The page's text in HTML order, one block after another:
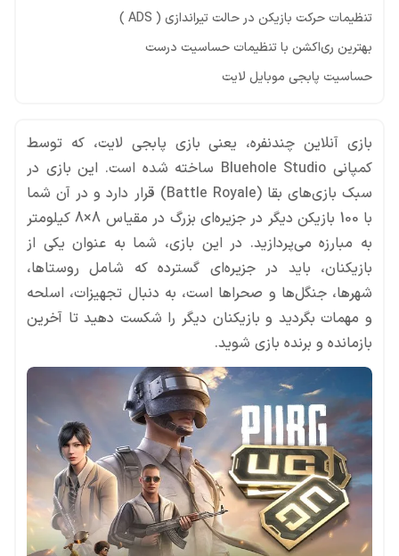
تنظیمات حرکت بازیکن در حالت تیراندازی ( ADS )
بهترین ری‌اکشن با تنظیمات حساسیت درست
حساسیت پابجی موبایل لایت
بازی آنلاین چندنفره، یعنی بازی پابجی لایت، که توسط
کمپانی Bluehole Studio ساخته شده است. این بازی در
سبک بازی‌های بقا (Battle Royale) قرار دارد و در آن شما
با 100 بازیکن دیگر در جزیره‌ای بزرگ در مقیاس 8×8 کیلومتر
به مبارزه می‌پردازید. در این بازی، شما به عنوان یکی از
بازیکنان، باید در جزیره‌ای گسترده که شامل روستاها،
شهرها، جنگل‌ها و صحراها است، به دنبال تجهیزات، اسلحه
و مهمات بگردید و بازیکنان دیگر را شکست دهید تا آخرین
بازمانده و برنده بازی شوید.